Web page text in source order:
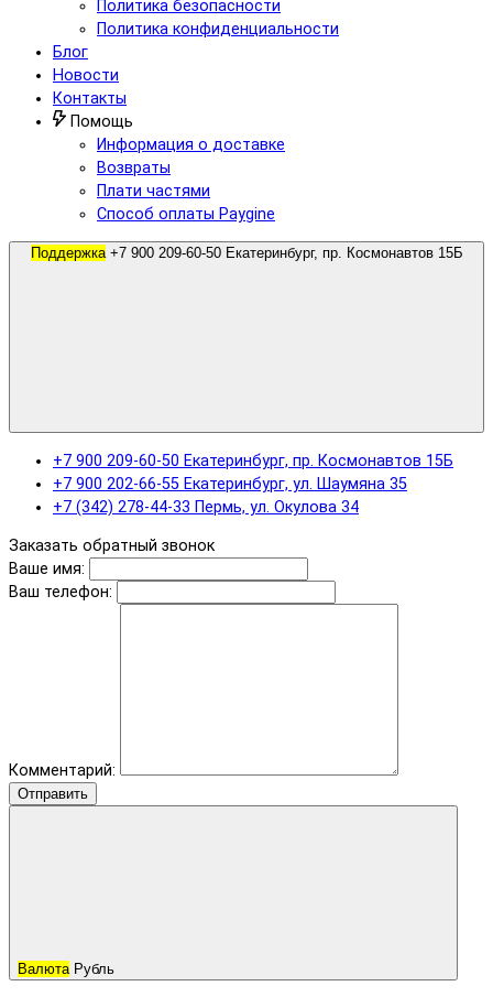
Политика безопасности
Политика конфиденциальности
Блог
Новости
Контакты
Помощь
Информация о доставке
Возвраты
Плати частями
Способ оплаты Paygine
Поддержка
+7 900 209-60-50 Екатеринбург, пр. Космонавтов 15Б
+7 900 202-66-55 Екатеринбург, ул. Шаумяна 35
+7 (342) 278-44-33 Пермь, ул. Окулова 34
Заказать обратный звонок
Ваше имя:
Ваш телефон:
Комментарий:
Отправить
Валюта Рубль